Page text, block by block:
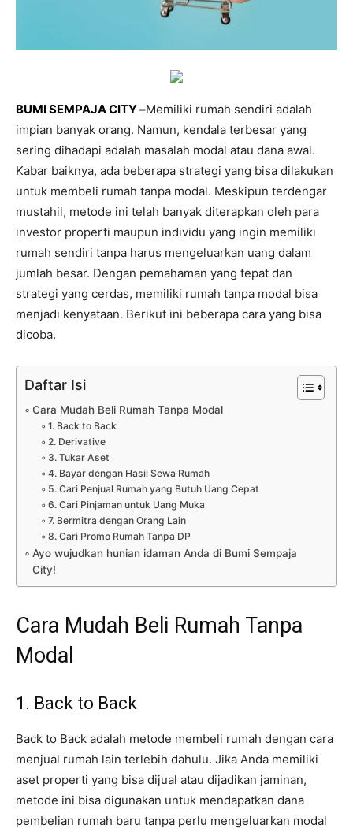
BUMI SEMPAJA CITY –Memiliki rumah sendiri adalah
impian banyak orang. Namun, kendala terbesar yang
sering dihadapi adalah masalah modal atau dana awal.
Kabar baiknya, ada beberapa strategi yang bisa dilakukan
untuk membeli rumah tanpa modal. Meskipun terdengar
mustahil, metode ini telah banyak diterapkan oleh para
investor properti maupun individu yang ingin memiliki
rumah sendiri tanpa harus mengeluarkan uang dalam
jumlah besar. Dengan pemahaman yang tepat dan
strategi yang cerdas, memiliki rumah tanpa modal bisa
menjadi kenyataan. Berikut ini beberapa cara yang bisa
dicoba.
Daftar Isi
Cara Mudah Beli Rumah Tanpa Modal
1. Back to Back
2. Derivative
3. Tukar Aset
4. Bayar dengan Hasil Sewa Rumah
5. Cari Penjual Rumah yang Butuh Uang Cepat
6. Cari Pinjaman untuk Uang Muka
7. Bermitra dengan Orang Lain
8. Cari Promo Rumah Tanpa DP
Ayo wujudkan hunian idaman Anda di Bumi Sempaja
City!
Cara Mudah Beli Rumah Tanpa
Modal
1. Back to Back
Back to Back adalah metode membeli rumah dengan cara
menjual rumah lain terlebih dahulu. Jika Anda memiliki
aset properti yang bisa dijual atau dijadikan jaminan,
metode ini bisa digunakan untuk mendapatkan dana
pembelian rumah baru tanpa perlu mengeluarkan modal